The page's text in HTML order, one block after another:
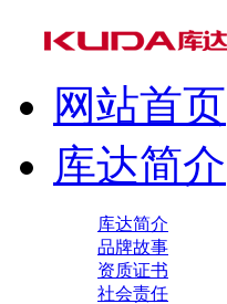
网站首页
库达简介
库达简介
品牌故事
资质证书
社会责任